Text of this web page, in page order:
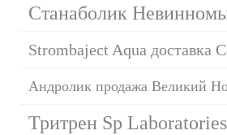
Станаболик
Strombaject Aqua доставка
Андролик продажа Великий
Тритрен Sp